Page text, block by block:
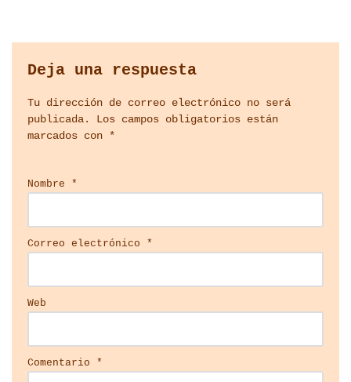
Deja una respuesta
Tu dirección de correo electrónico no será
publicada.
Los campos obligatorios están
marcados con *
Nombre *
Correo electrónico *
Web
Comentario *